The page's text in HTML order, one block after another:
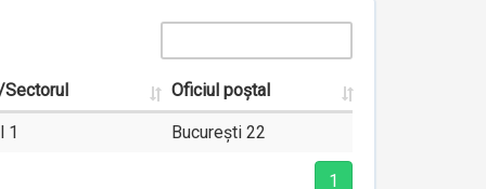
Oficiul poștal
1 București 22
1